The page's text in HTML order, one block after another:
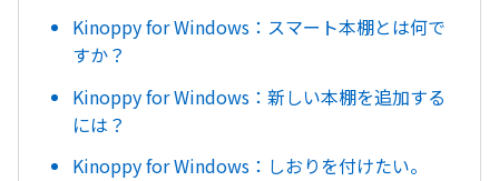
Kinoppy for Windows：スマート本棚とは何で
すか？
Kinoppy for Windows：新しい本棚を追加する
には？
Kinoppy for Windows：しおりを付けたい。